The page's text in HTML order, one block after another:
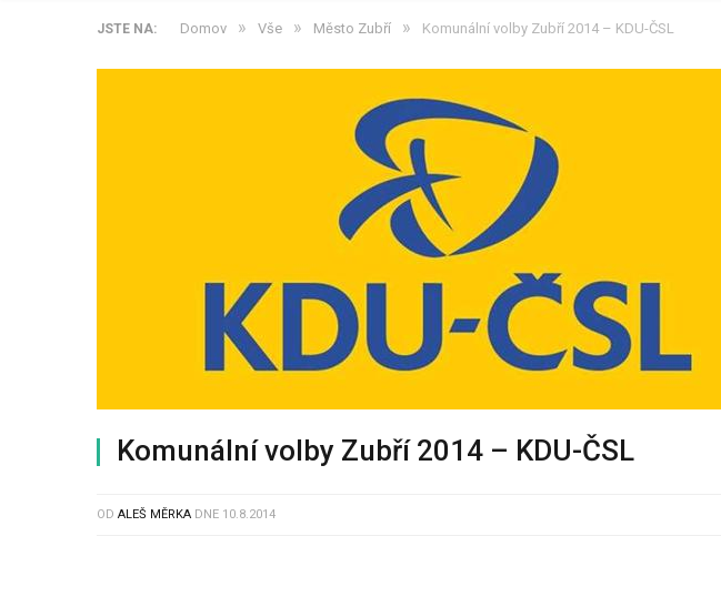
JSTE NA: Domov » Vše » Město Zubří » Komunální volby Zubří 2014 – KDU-ČSL
Komunální volby Zubří 2014 – KDU-ČSL
OD ALEŠ MĚRKA DNE 10.8.2014